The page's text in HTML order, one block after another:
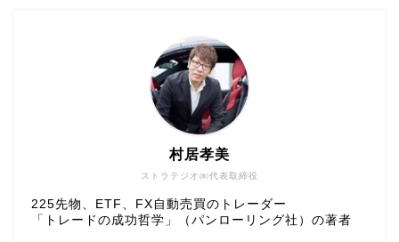
ストラテジオ㈱代表取締役
村居孝美
225先物、ETF、FX自動売買のトレーダー
「トレードの成功哲学」（パンローリング社）の著者